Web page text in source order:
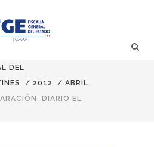
DEL
/ 2012 / ABRIL
DIARIO EL